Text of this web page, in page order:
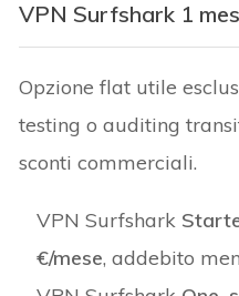
VPN Surfshark 1
Opzione flat utile
testing o auditing
sconti commerciali.
VPN Surfshark
€/mese, addebito